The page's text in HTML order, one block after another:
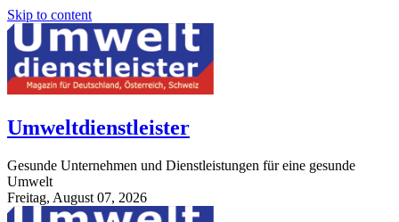
Skip to content
Umweltdienstleister
Gesunde Unternehmen und Dienstleistungen für eine gesunde
Umwelt
Freitag, August 07, 2026
StuttgartApotheke.com